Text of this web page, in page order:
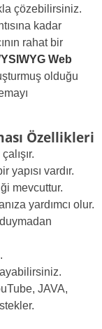
çözebilirsiniz.
kadar
rahat bir
Web
olduğu
Özellikleri
yapısı vardır.
mevcuttur.
yardımcı olur.
JAVA,